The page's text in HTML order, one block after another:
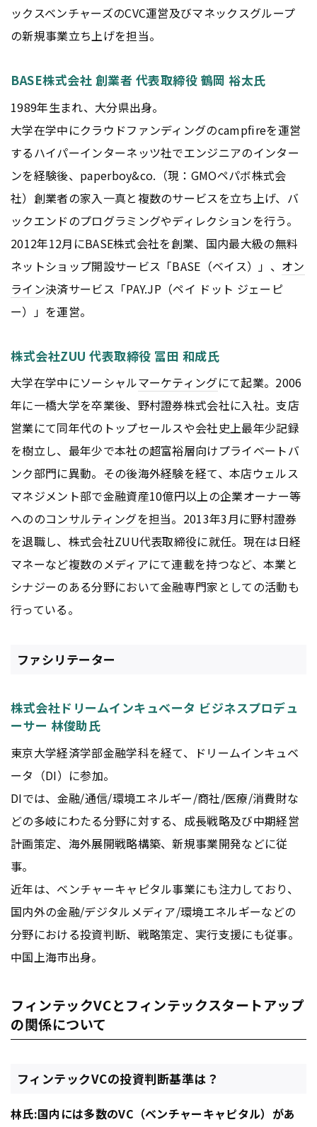
ックスベンチャーズのCVC運営及びマネックスグループ
の新規事業立ち上げを担当。
BASE株式会社 創業者 代表取締役 鶴岡 裕太氏
1989年生まれ、大分県出身。
大学在学中にクラウドファンディングのcampfireを運営
するハイパーインターネッツ社でエンジニアのインター
ンを経験後、paperboy&co.（現：GMOペパボ株式会
社）創業者の家入一真と複数のサービスを立ち上げ、バ
ックエンドのプログラミングやディレクションを行う。
2012年12月にBASE株式会社を創業、国内最大級の無料
ネットショップ開設サービス「BASE（ベイス）」、 オン
ライン決済サービス「PAY.JP（ペイ ドット ジェーピ
ー）」を運営。
株式会社ZUU 代表取締役 冨田 和成氏
大学在学中にソーシャルマーケティングにて起業。2006
年に一橋大学を卒業後、野村證券株式会社に入社。支店
営業にて同年代のトップセールスや会社史上最年少記録
を樹立し、最年少で本社の超富裕層向けプライベートバ
ンク部門に異動。その後海外経験を経て、本店ウェルス
マネジメント部で金融資産10億円以上の企業オーナー等
へののコンサルティングを担当。2013年3月に野村證券
を退職し、株式会社ZUU代表取締役に就任。現在は日経
マネーなど複数のメディアにて連載を持つなど、本業と
シナジーのある分野において金融専門家としての活動も
行っている。
ファシリテーター
株式会社ドリームインキュベータ ビジネスプロデュ
ーサー 林俊助氏
東京大学経済学部金融学科を経て、ドリームインキュベ
ータ（DI）に参加。
DIでは、金融/通信/環境エネルギー/商社/医療/消費財な
どの多岐にわたる分野に対する、成長戦略及び中期経営
計画策定、海外展開戦略構築、新規事業開発などに従
事。
近年は、ベンチャーキャピタル事業にも注力しており、
国内外の金融/デジタルメディア/環境エネルギーなどの
分野における投資判断、戦略策定、実行支援にも従事。
中国上海市出身。
フィンテックVCとフィンテックスタートアップ
の関係について
フィンテックVCの投資判断基準は？
林氏:国内には多数のVC（ベンチャーキャピタル）があ